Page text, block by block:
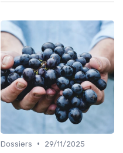
Dossiers •
29/11/2025